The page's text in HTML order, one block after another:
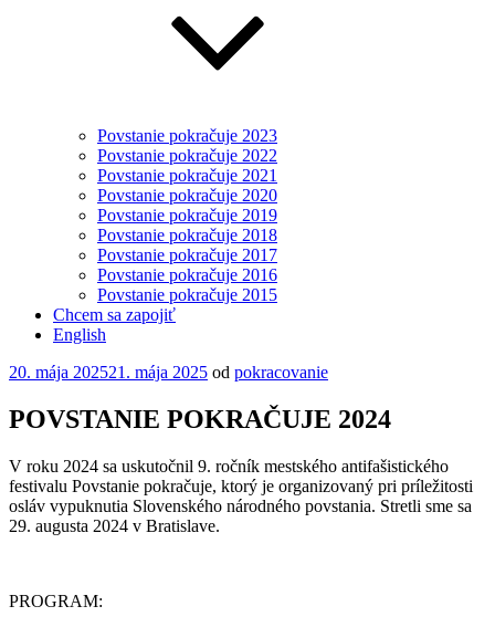
Povstanie pokračuje 2023
Povstanie pokračuje 2022
Povstanie pokračuje 2021
Povstanie pokračuje 2020
Povstanie pokračuje 2019
Povstanie pokračuje 2018
Povstanie pokračuje 2017
Povstanie pokračuje 2016
Povstanie pokračuje 2015
Chcem sa zapojiť
English
Publikované
20. mája 202521. mája 2025 od pokracovanie
POVSTANIE POKRAČUJE 2024
V roku 2024 sa uskutočnil 9. ročník mestského antifašistického
festivalu Povstanie pokračuje, ktorý je organizovaný pri príležitosti
osláv vypuknutia Slovenského národného povstania. Stretli sme sa
29. augusta 2024 v Bratislave.
PROGRAM: